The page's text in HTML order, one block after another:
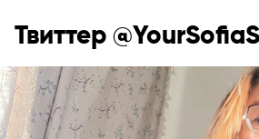
Твиттер